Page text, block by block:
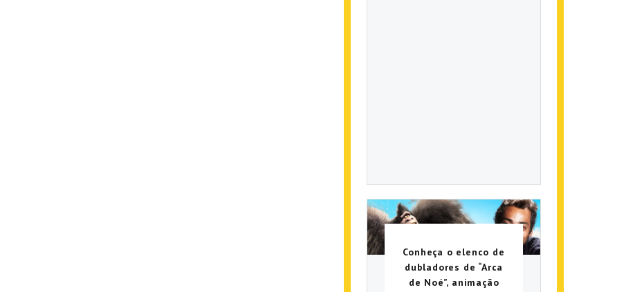
Conheça o elenco de
dubladores de “Arca
de Noé”, animação